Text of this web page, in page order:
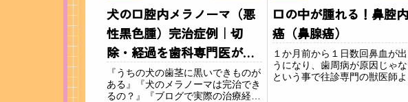
犬の口腔内メラノーマ（悪
性黒色腫）完治症例｜切
除・経過を歯科専門医が解
説
『うちの犬の歯茎に黒いできものが
ある』『犬のメラノーマは完治でき
るの？』『ブログで実際の治療経過
口の中が腫れる！鼻腔
癌（鼻腺癌）
１か月前から１日数回鼻血が出
うになり、歯周病が原因じゃ
という事で往診専門の獣医師よ